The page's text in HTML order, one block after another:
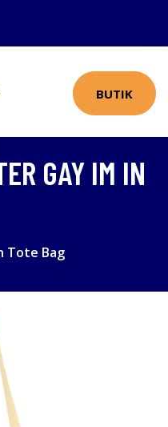
BUTIK
GAY IM IN
Tote Bag